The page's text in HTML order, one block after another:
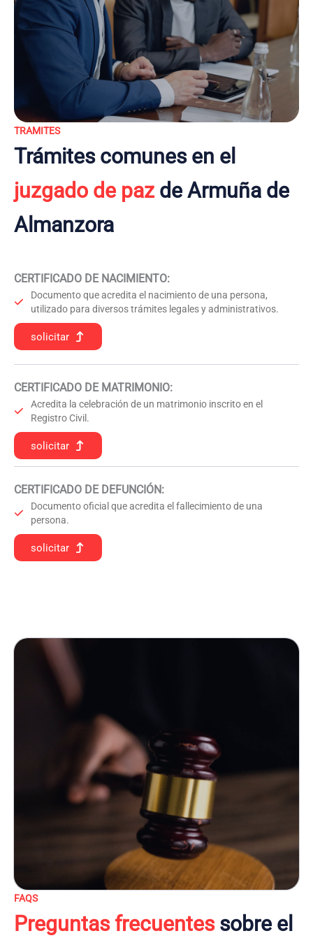
TRAMITES
Trámites comunes en el
juzgado de pazde Armuña de
Almanzora
CERTIFICADO DE NACIMIENTO:
Documento que acredita el nacimiento de una persona,
utilizado para diversos trámites legales y administrativos.
solicitar
CERTIFICADO DE MATRIMONIO:
Acredita la celebración de un matrimonio inscrito en el
Registro Civil.
solicitar
CERTIFICADO DE DEFUNCIÓN:
Documento oficial que acredita el fallecimiento de una
persona.
solicitar
FAQS
Preguntas frecuentessobre el